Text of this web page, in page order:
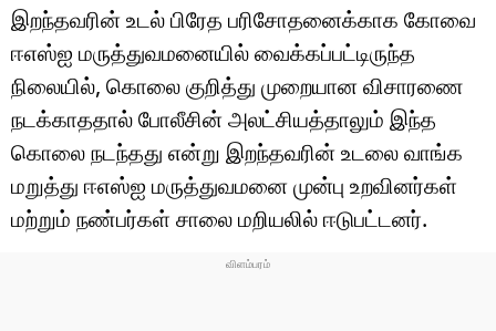
வணிகம்
டெக்னாலஜி
ஆன்மீகம்
வைரல்
ஹெஃல்த்
இறந்தவரின் உடல் பிரேத பரிசோதனைக்காக கோவை
ஈஎஸ்ஐ மருத்துவமனையில் வைக்கப்பட்டிருந்த
நிலையில், கொலை குறித்து முறையான விசாரணை
நடக்காததால் போலீசின் அலட்சியத்தாலும் இந்த
கொலை நடந்தது என்று இறந்தவரின் உடலை வாங்க
மறுத்து ஈஎஸ்ஐ மருத்துவமனை முன்பு உறவினர்கள்
மற்றும் நண்பர்கள் சாலை மறியலில் ஈடுபட்டனர்.